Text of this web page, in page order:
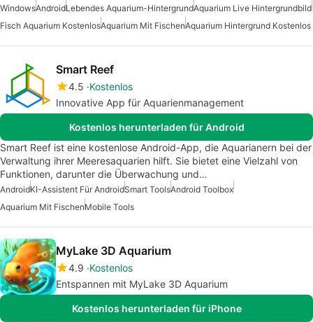
WindowsAndroidLebendes Aquarium-HintergrundAquarium Live Hintergrundbild
Fisch Aquarium KostenlosAquarium Mit FischenAquarium Hintergrund Kostenlos
Smart Reef
4.5 Kostenlos
Innovative App für Aquarienmanagement
Kostenlos herunterladen für Android
Smart Reef ist eine kostenlose Android-App, die Aquarianern bei der
Verwaltung ihrer Meeresaquarien hilft. Sie bietet eine Vielzahl von
Funktionen, darunter die Überwachung und…
AndroidKI-Assistent Für AndroidSmart ToolsAndroid Toolbox
Aquarium Mit FischenMobile Tools
MyLake 3D Aquarium
4.9 Kostenlos
Entspannen mit MyLake 3D Aquarium
Kostenlos herunterladen für iPhone